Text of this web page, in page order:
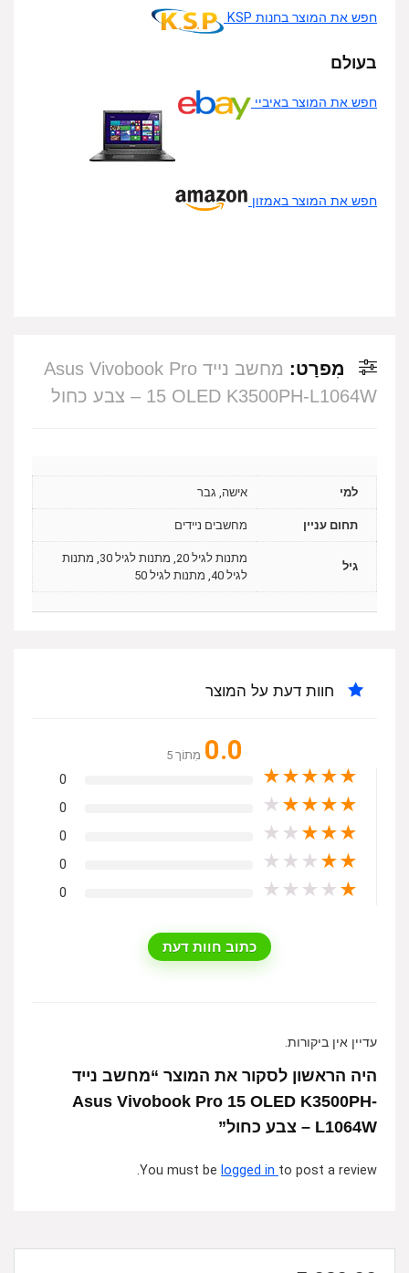
חפש את המוצר בחנות KSP
בעולם
חפש את המוצר באיביי
חפש את המוצר באמזון
מִפרָט:
מחשב נייד Asus Vivobook Pro
15 OLED K3500PH-L1064W – צבע כחול
למי אישה, גבר
תחום עניין מחשבים ניידים
גיל
מתנות לגיל 20, מתנות לגיל 30, מתנות
לגיל 40, מתנות לגיל 50
חוות דעת על המוצר
0.0 מִתוֹך 5
★
★
★
★
★
0
★
★
★
★
★
0
★
★
★
★
★
0
★
★
★
★
★
0
★
★
★
★
★
0
כתוב חוות דעת
עדיין אין ביקורות.
היה הראשון לסקור את המוצר “מחשב נייד
Asus Vivobook Pro 15 OLED K3500PH-
L1064W – צבע כחול”
You must be logged in to post a review.